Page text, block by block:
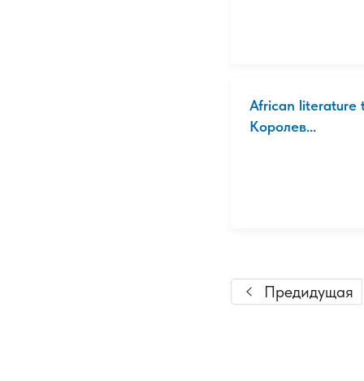
African literature
Королев...
Предидущая